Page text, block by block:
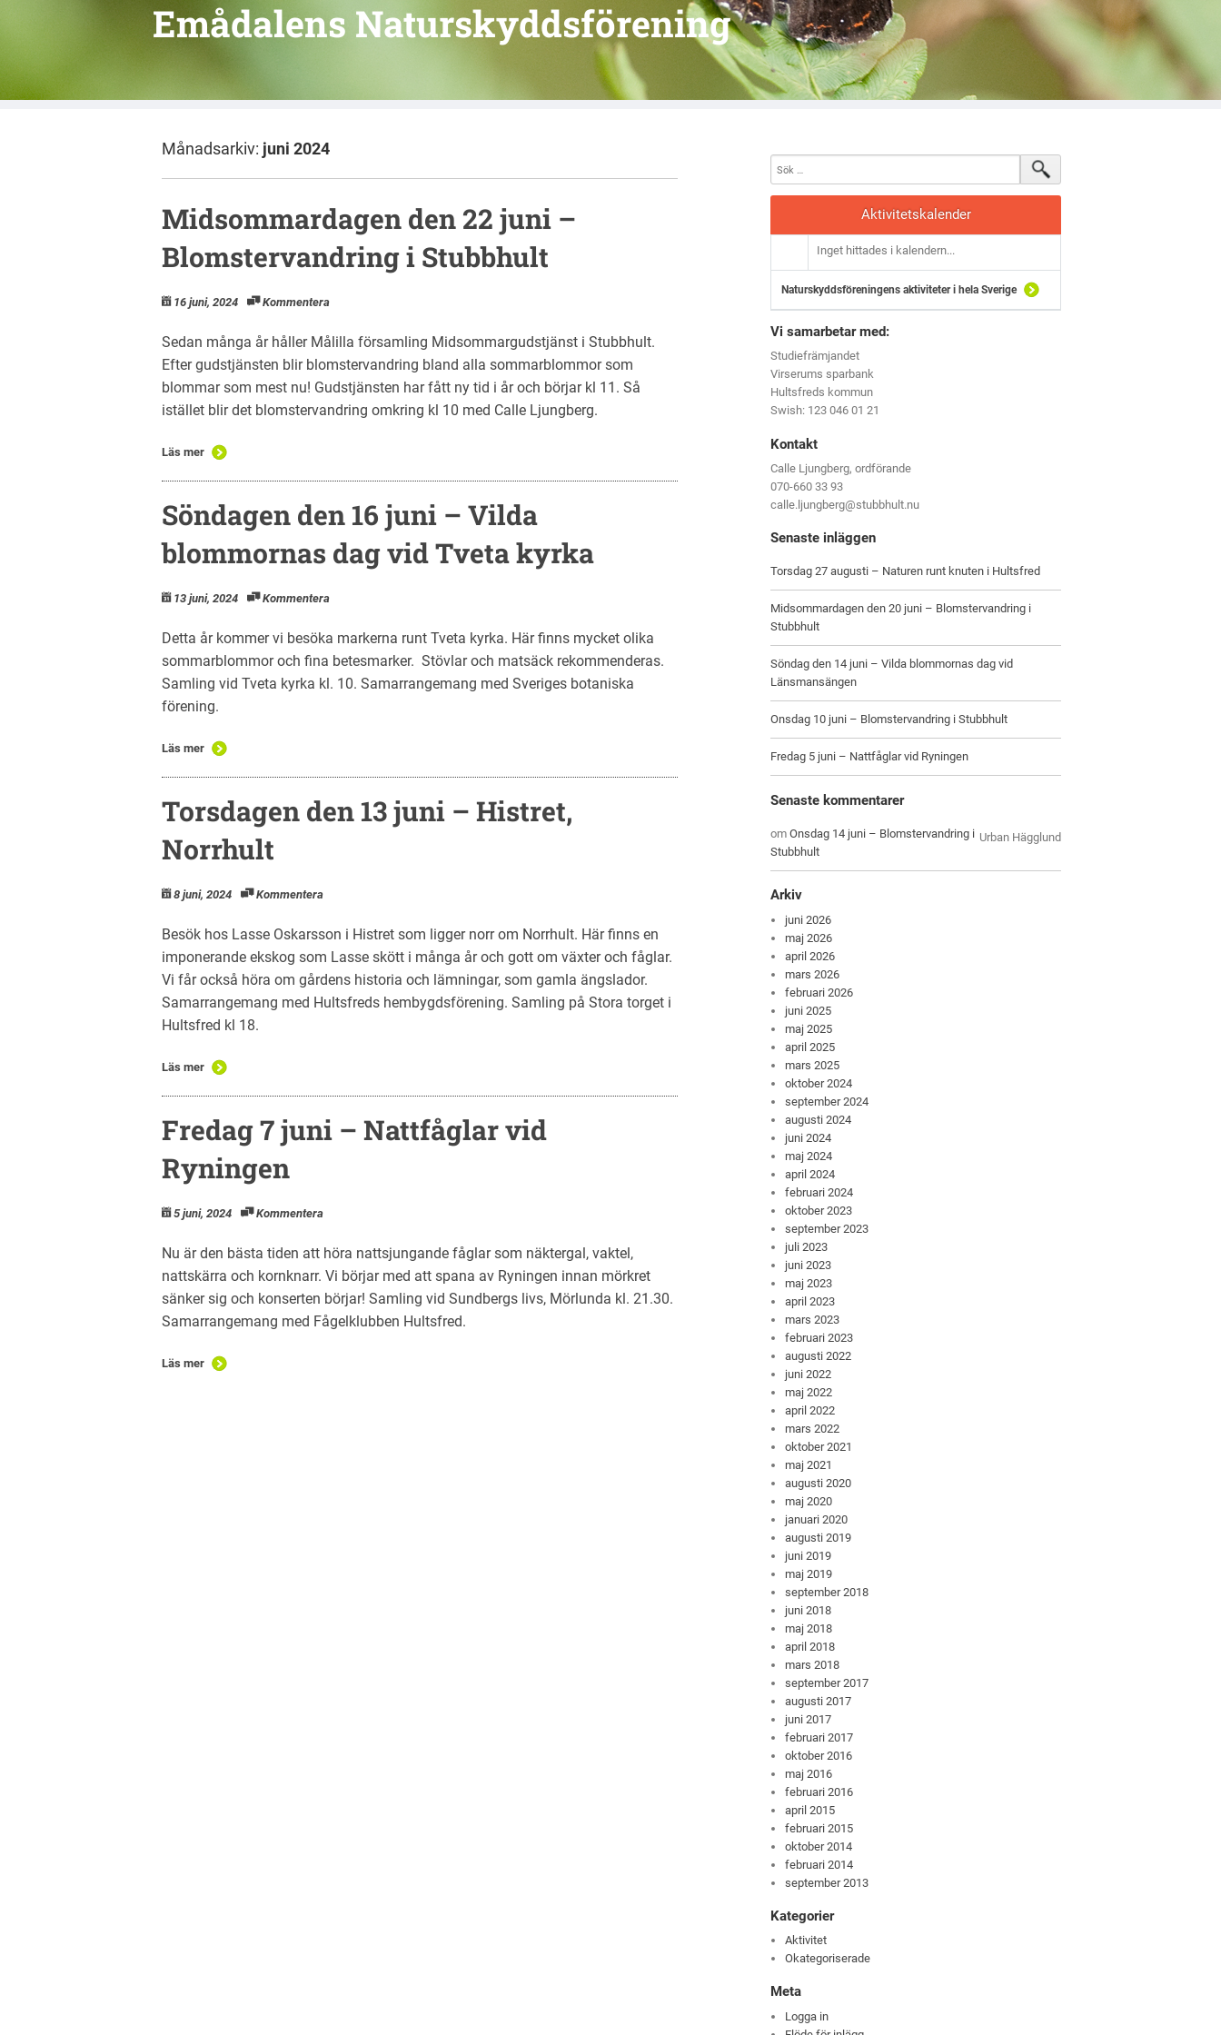
Emådalens Naturskyddsförening
Månadsarkiv: juni 2024
Midsommardagen den 22 juni –
Blomstervandring i Stubbhult
16 juni, 2024 Kommentera
Sedan många år håller Målilla församling Midsommargudstjänst i Stubbhult.
Efter gudstjänsten blir blomstervandring bland alla sommarblommor som
blommar som mest nu! Gudstjänsten har fått ny tid i år och börjar kl 11. Så
istället blir det blomstervandring omkring kl 10 med Calle Ljungberg.
Läs mer
Söndagen den 16 juni – Vilda
blommornas dag vid Tveta kyrka
13 juni, 2024 Kommentera
Detta år kommer vi besöka markerna runt Tveta kyrka. Här finns mycket olika
sommarblommor och fina betesmarker. Stövlar och matsäck rekommenderas.
Samling vid Tveta kyrka kl. 10. Samarrangemang med Sveriges botaniska
förening.
Läs mer
Torsdagen den 13 juni – Histret,
Norrhult
8 juni, 2024 Kommentera
Besök hos Lasse Oskarsson i Histret som ligger norr om Norrhult. Här finns en
imponerande ekskog som Lasse skött i många år och gott om växter och fåglar.
Vi får också höra om gårdens historia och lämningar, som gamla ängslador.
Samarrangemang med Hultsfreds hembygdsförening. Samling på Stora torget i
Hultsfred kl 18.
Läs mer
Fredag 7 juni – Nattfåglar vid
Ryningen
5 juni, 2024 Kommentera
Nu är den bästa tiden att höra nattsjungande fåglar som näktergal, vaktel,
nattskärra och kornknarr. Vi börjar med att spana av Ryningen innan mörkret
sänker sig och konserten börjar! Samling vid Sundbergs livs, Mörlunda kl. 21.30.
Samarrangemang med Fågelklubben Hultsfred.
Läs mer
Aktivitetskalender
Inget hittades i kalendern...
Naturskyddsföreningens aktiviteter i hela Sverige
Vi samarbetar med:
Studiefrämjandet
Virserums sparbank
Hultsfreds kommun
Swish: 123 046 01 21
Kontakt
Calle Ljungberg, ordförande
070-660 33 93
calle.ljungberg@stubbhult.nu
Senaste inläggen
Torsdag 27 augusti – Naturen runt knuten i Hultsfred
Midsommardagen den 20 juni – Blomstervandring i
Stubbhult
Söndag den 14 juni – Vilda blommornas dag vid
Länsmansängen
Onsdag 10 juni – Blomstervandring i Stubbhult
Fredag 5 juni – Nattfåglar vid Ryningen
Senaste kommentarer
Urban Hägglund
omOnsdag 14 juni – Blomstervandring i
Stubbhult
Arkiv
juni 2026
maj 2026
april 2026
mars 2026
februari 2026
juni 2025
maj 2025
april 2025
mars 2025
oktober 2024
september 2024
augusti 2024
juni 2024
maj 2024
april 2024
februari 2024
oktober 2023
september 2023
juli 2023
juni 2023
maj 2023
april 2023
mars 2023
februari 2023
augusti 2022
juni 2022
maj 2022
april 2022
mars 2022
oktober 2021
maj 2021
augusti 2020
maj 2020
januari 2020
augusti 2019
juni 2019
maj 2019
september 2018
juni 2018
maj 2018
april 2018
mars 2018
september 2017
augusti 2017
juni 2017
februari 2017
oktober 2016
maj 2016
februari 2016
april 2015
februari 2015
oktober 2014
februari 2014
september 2013
Kategorier
Aktivitet
Okategoriserade
Meta
Logga in